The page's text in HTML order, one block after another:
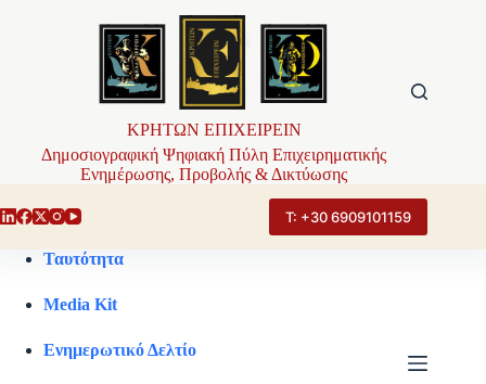
ΚΡΗΤΩΝ ΕΠΙΧΕΙΡΕΙΝ
Δημοσιογραφική Ψηφιακή Πύλη Επιχειρηματικής
Ενημέρωσης, Προβολής & Δικτύωσης
Τ: +30 6909101159
Ταυτότητα
Media Kit
Ενημερωτικό Δελτίο